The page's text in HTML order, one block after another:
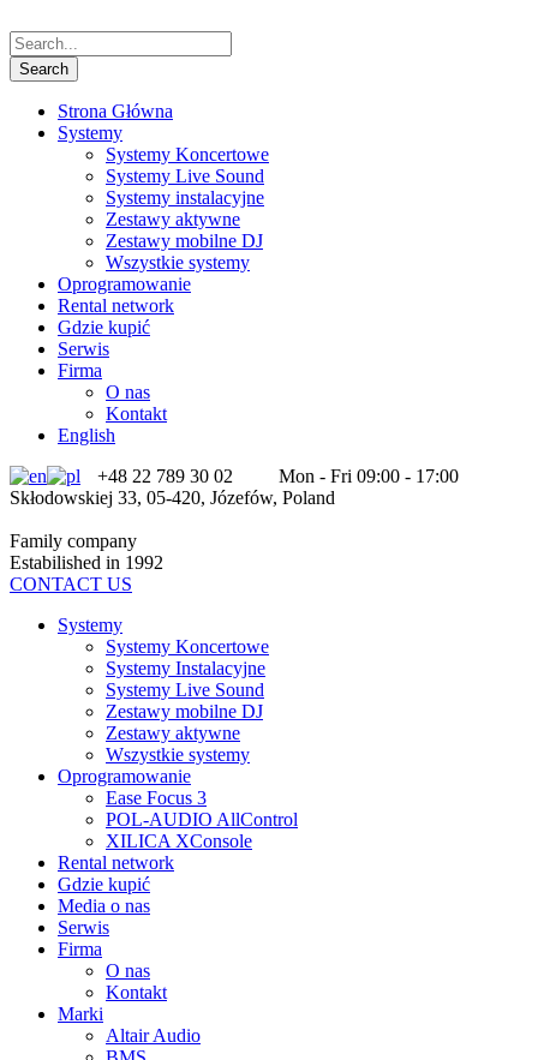
Strona Główna
Systemy
Systemy Koncertowe
Systemy Live Sound
Systemy instalacyjne
Zestawy aktywne
Zestawy mobilne DJ
Wszystkie systemy
Oprogramowanie
Rental network
Gdzie kupić
Serwis
Firma
O nas
Kontakt
English
+48 22 789 30 02
Mon - Fri 09:00 - 17:00
Skłodowskiej 33, 05-420, Józefów, Poland
Family company
Estabilished in 1992
CONTACT US
Systemy
Systemy Koncertowe
Systemy Instalacyjne
Systemy Live Sound
Zestawy mobilne DJ
Zestawy aktywne
Wszystkie systemy
Oprogramowanie
Ease Focus 3
POL-AUDIO AllControl
XILICA XConsole
Rental network
Gdzie kupić
Media o nas
Serwis
Firma
O nas
Kontakt
Marki
Altair Audio